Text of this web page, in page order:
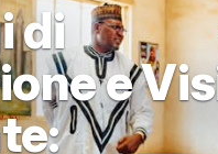
di
e